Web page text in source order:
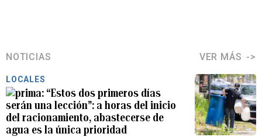
NOTICIAS VER MÁS
LOCALES
“Estos dos primeros días
serán una lección”: a horas del inicio
del racionamiento, abastecerse de
agua es la única prioridad